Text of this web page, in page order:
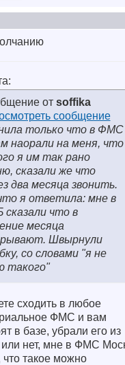
от soffika
только что в ФМС
наорали на меня, что
я им так рано
сказали же что
два месяца звонить.
я ответила: мне в
что в
месяца
Швырнули
со словами "я не
такого"
сходить в любое
ФМС и вам
в базе, убрали его из
или нет, мне в ФМС
что такое можно